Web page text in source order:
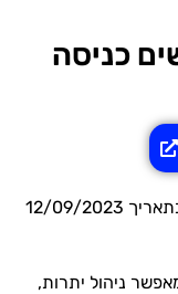
כניסה
09/2023
ניהול יתרות,